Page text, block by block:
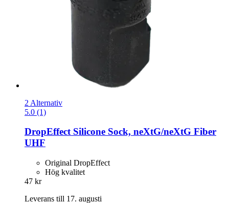
2 Alternativ
5.0 (1)
DropEffectSilicone Sock, neXtG/neXtG Fiber
UHF
Original DropEffect
Hög kvalitet
47 kr
Leverans till 17. augusti